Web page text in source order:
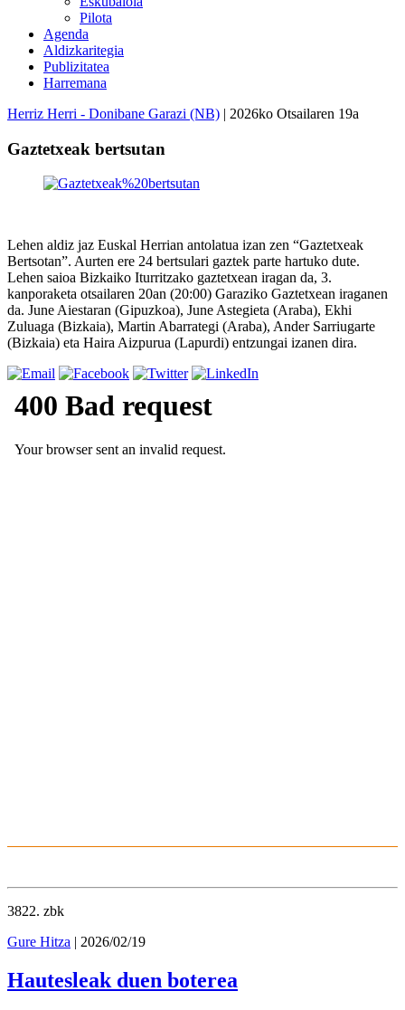
Pilota
Agenda
Aldizkaritegia
Publizitatea
Harremana
Herriz Herri - Donibane Garazi (NB) | 2026ko Otsailaren 19a
Gaztetxeak bertsutan
Lehen aldiz jaz Euskal Herrian antolatua izan zen “Gaztetxeak
Bertsotan”. Aurten ere 24 bertsulari gaztek parte hartuko dute.
Lehen saioa Bizkaiko Iturritzako gaztetxean iragan da, 3.
kanporaketa otsailaren 20an (20:00) Garaziko Gaztetxean iraganen
da. June Aiestaran (Gipuzkoa), June Astegieta (Araba), Ekhi
Zuluaga (Bizkaia), Martin Abarrategi (Araba), Ander Sarriugarte
(Bizkaia) eta Haira Aizpurua (Lapurdi) entzungai izanen dira.
3822. zbk
Gure Hitza | 2026/02/19
Hautesleak duen boterea